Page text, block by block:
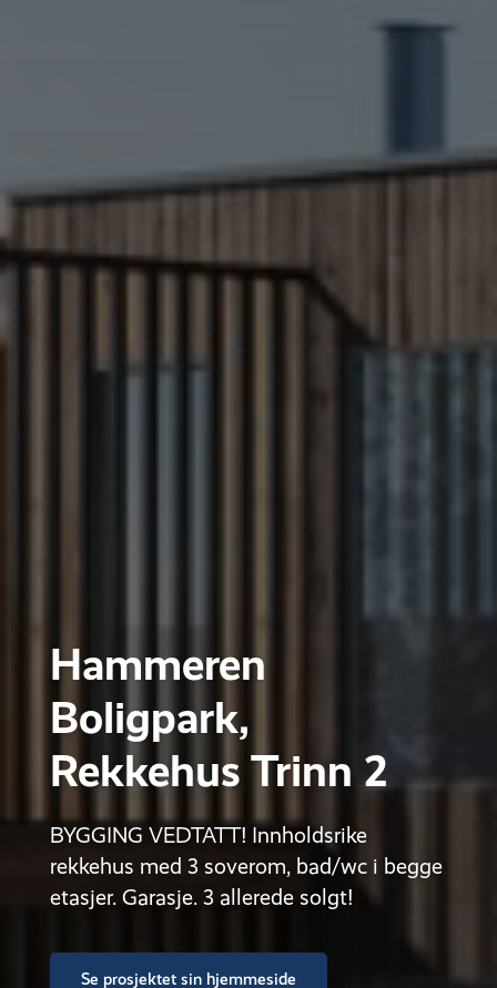
Hammeren
Boligpark,
Rekkehus Trinn 2
BYGGING VEDTATT! Innholdsrike
rekkehus med 3 soverom, bad/wc i begge
etasjer. Garasje. 3 allerede solgt!
Se prosjektet sin hjemmeside